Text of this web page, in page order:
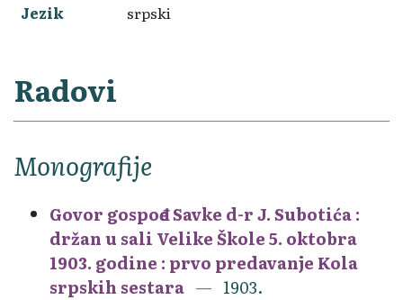
Jezik
srpski
Radovi
Monografije
Govor gospođe Savke d-r J. Subotića :
držan u sali Velike Škole 5. oktobra
1903. godine : prvo predavanje Kola
srpskih sestara
1903.